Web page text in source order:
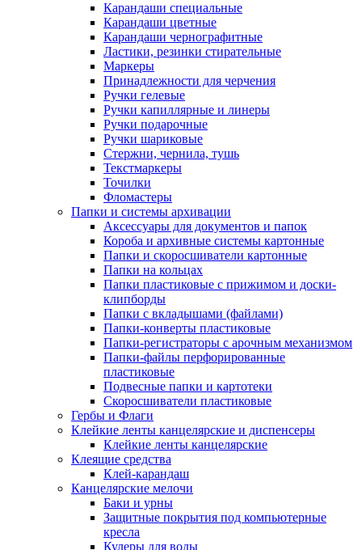
Карандаши специальные
Карандаши цветные
Карандаши чернографитные
Ластики, резинки стирательные
Маркеры
Принадлежности для черчения
Ручки гелевые
Ручки капиллярные и линеры
Ручки подарочные
Ручки шариковые
Стержни, чернила, тушь
Текстмаркеры
Точилки
Фломастеры
Папки и системы архивации
Аксессуары для документов и папок
Короба и архивные системы картонные
Папки и скоросшиватели картонные
Папки на кольцах
Папки пластиковые с прижимом и доски-
клипборды
Папки с вкладышами (файлами)
Папки-конверты пластиковые
Папки-регистраторы с арочным механизмом
Папки-файлы перфорированные
пластиковые
Подвесные папки и картотеки
Скоросшиватели пластиковые
Гербы и Флаги
Клейкие ленты канцелярские и диспенсеры
Клейкие ленты канцелярские
Клеящие средства
Клей-карандаш
Канцелярские мелочи
Баки и урны
Защитные покрытия под компьютерные
кресла
Кулеры для воды